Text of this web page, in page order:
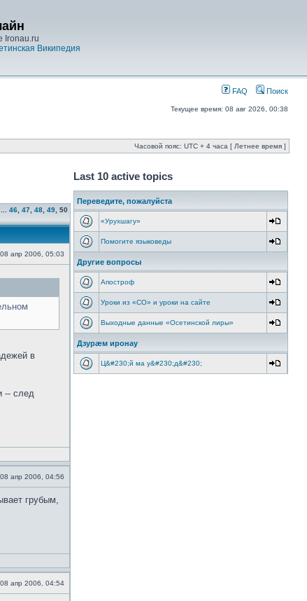
Ironau.ru
Википедия
FAQ Поиск
Текущее время: 08 авг 2026, 00:38
Часовой пояс: UTC + 4 часа [ Летнее время ]
46 47 48 49 50
08 апр 2006, 05:03
в
-- след
08 апр 2006, 04:56
грубым,
08 апр 2006, 04:54
Last 10 active topics
Переведите, пожалуйста
«Урухшагу»
Помогите языковеды
Другие вопросы
Апостроф
Уроки из «СО» и уроки на сайте
Выходные данные «Осетинской лиры»
Дзурæм иронау
Ц&#230;й ма у&#230;д&#230;